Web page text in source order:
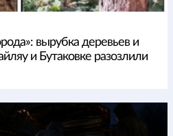
вырубка деревьев и
и Бутаковке разозлили